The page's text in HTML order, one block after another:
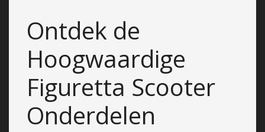
Ontdek de
Hoogwaardige
Figuretta Scooter
Onderdelen